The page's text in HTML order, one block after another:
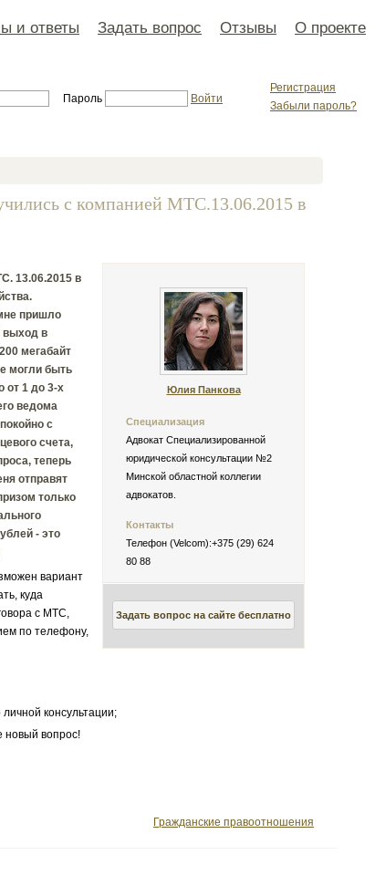
и ответы Задать вопрос Отзывы О проекте
Регистрация
Забыли пароль?
Пароль Войти
с компанией МТС.13.06.2015 в
Юлия Панкова
Специализация
Адвокат Специализированной
юридической консультации №2
Минской областной коллегии
адвокатов.
Контакты
Телефон (Velcom):+375 (29) 624
80 88
Задать вопрос на сайте бесплатно
13.06.2015 в
пришло
выход в
мегабайт
могли быть
от 1 до 3-х
ведома
с
счета,
теперь
отправят
только
- это
вариант
куда
с МТС,
по телефону,
консультации;
новый вопрос!
Гражданские правоотношения